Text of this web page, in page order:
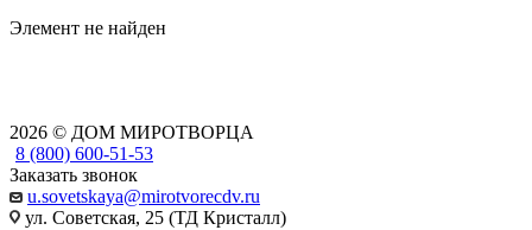
Элемент не найден
2026 © ДОМ МИРОТВОРЦА
8 (800) 600-51-53
Заказать звонок
u.sovetskaya@mirotvorecdv.ru
ул. Советская, 25 (ТД Кристалл)